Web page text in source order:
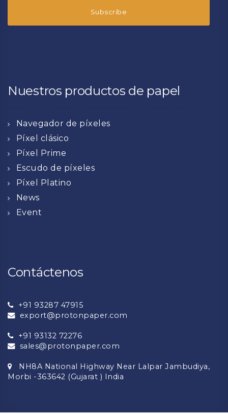
Nuestros productos de papel
Navegador de píxeles
Píxel clásico
Píxel Prime
Escudo de píxeles
Píxel Platino
News
Event
Contáctenos
+91 93287 47915
export@protonpaper.com
+91 93132 72276
sales@protonpaper.com
NH8A National Highway Near Lalpar Jambudiya,
Morbi -363642 (Gujarat ) India